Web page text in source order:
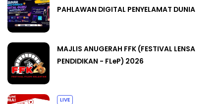
PAHLAWAN DIGITAL PENYELAMAT DUNIA
MAJLIS ANUGERAH FFK (FESTIVAL LENSA
PENDIDIKAN - FLeP) 2026
LIVE